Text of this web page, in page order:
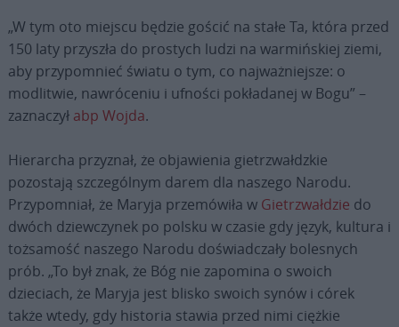
„W tym oto miejscu będzie gościć na stałe Ta, która przed
150 laty przyszła do prostych ludzi na warmińskiej ziemi,
aby przypomnieć światu o tym, co najważniejsze: o
modlitwie, nawróceniu i ufności pokładanej w Bogu” –
zaznaczył abp Wojda.
Hierarcha przyznał, że objawienia gietrzwałdzkie
pozostają szczególnym darem dla naszego Narodu.
Przypomniał, że Maryja przemówiła w Gietrzwałdzie do
dwóch dziewczynek po polsku w czasie gdy język, kultura i
tożsamość naszego Narodu doświadczały bolesnych
prób. „To był znak, że Bóg nie zapomina o swoich
dzieciach, że Maryja jest blisko swoich synów i córek
także wtedy, gdy historia stawia przed nimi ciężkie